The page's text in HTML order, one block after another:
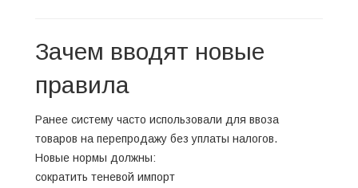
Зачем вводят новые
правила
Ранее систему часто использовали для ввоза
товаров на перепродажу без уплаты налогов.
Новые нормы должны:
сократить теневой импорт